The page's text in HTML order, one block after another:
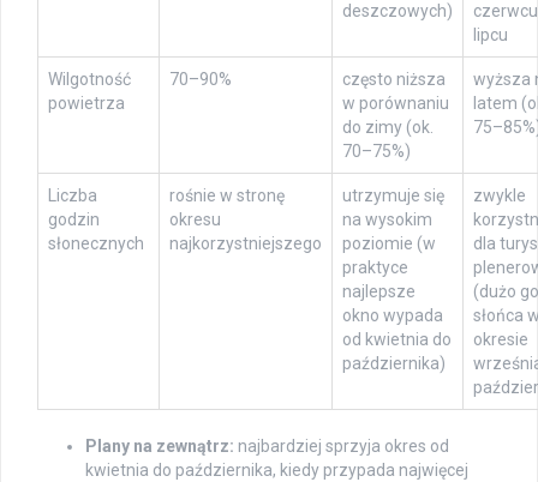
deszczowych)
lipcu
Wilgotność
powietrza
70–90%
często niższa
w porównaniu
do zimy (ok.
70–75%)
wyższa
latem
Liczba
godzin
słonecznych
rośnie w stronę
okresu
najkorzystniejszego
utrzymuje się
na wysokim
poziomie (w
praktyce
najlepsze
okno wypada
od kwietnia do
października)
zwykle
dla
(dużo
słońca
okresie
Plany na zewnątrz: najbardziej sprzyja okres od
kwietnia do października, kiedy przypada najwięcej